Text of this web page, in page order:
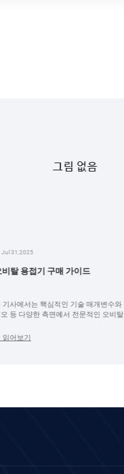
용 시나
접 기계
가공 중에
이 기사에서
직면 기계 과